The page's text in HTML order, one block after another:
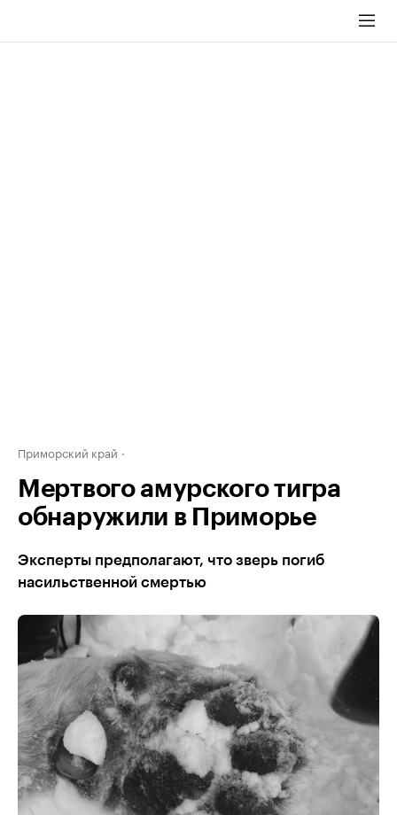
Приморский край
Мертвого амурского тигра
обнаружили в Приморье
Эксперты предполагают, что зверь погиб
насильственной смертью